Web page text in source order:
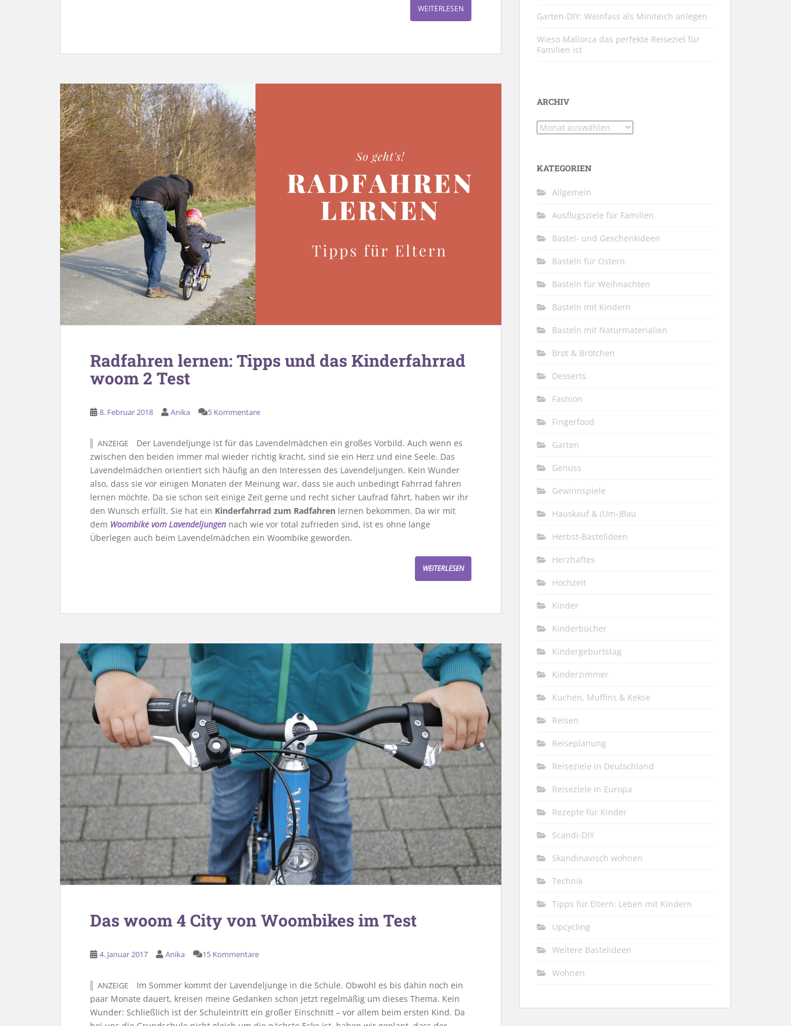
WEITERLESEN
Radfahren lernen: Tipps und das Kinderfahrrad
woom 2 Test
8. Februar 2018 Anika 5 Kommentare
ANZEIGE
Der Lavendeljunge ist für das Lavendelmädchen ein großes Vorbild. Auch wenn es
zwischen den beiden immer mal wieder richtig kracht, sind sie ein Herz und eine Seele. Das
Lavendelmädchen orientiert sich häufig an den Interessen des Lavendeljungen. Kein Wunder
also, dass sie vor einigen Monaten der Meinung war, dass sie auch unbedingt Fahrrad fahren
lernen möchte. Da sie schon seit einige Zeit gerne und recht sicher Laufrad fährt, haben wir ihr
den Wunsch erfüllt. Sie hat ein Kinderfahrrad zum Radfahren lernen bekommen. Da wir mit
dem Woombike vom Lavendeljungen nach wie vor total zufrieden sind, ist es ohne lange
Überlegen auch beim Lavendelmädchen ein Woombike geworden.
WEITERLESEN
Das woom 4 City von Woombikes im Test
4. Januar 2017 Anika 15 Kommentare
ANZEIGE
Im Sommer kommt der Lavendeljunge in die Schule. Obwohl es bis dahin noch ein
paar Monate dauert, kreisen meine Gedanken schon jetzt regelmäßig um dieses Thema. Kein
Wunder: Schließlich ist der Schuleintritt ein großer Einschnitt – vor allem beim ersten Kind. Da
Garten-DIY: Weinfass als Miniteich anlegen
Wieso Mallorca das perfekte Reiseziel für
Familien ist
ARCHIV
Archiv
KATEGORIEN
Allgemein
Ausflugsziele für Familien
Bastel- und Geschenkideen
Basteln für Ostern
Basteln für Weihnachten
Basteln mit Kindern
Basteln mit Naturmaterialien
Brot & Brötchen
Desserts
Fashion
Fingerfood
Garten
Genuss
Gewinnspiele
Hauskauf & (Um-)Bau
Herbst-Bastelideen
Herzhaftes
Hochzeit
Kinder
Kinderbücher
Kindergeburtstag
Kinderzimmer
Kuchen, Muffins & Kekse
Reisen
Reiseplanung
Reiseziele in Deutschland
Reiseziele in Europa
Rezepte für Kinder
Scandi-DIY
Skandinavisch wohnen
Technik
Tipps für Eltern: Leben mit Kindern
Upcycling
Weitere Bastelideen
Wohnen